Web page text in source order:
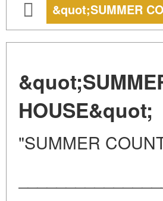
&quot;SUMMER
HOUSE&quot;
"SUMMER